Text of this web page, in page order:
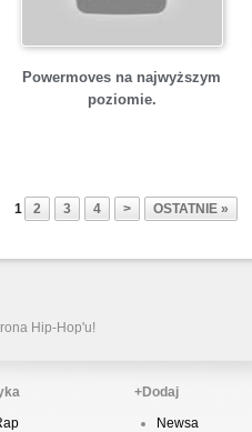
Powermoves na najwyższym
poziomie.
1 2 3 4 > OSTATNIE »
Hip-Hop'u!
+Dodaj
Newsa